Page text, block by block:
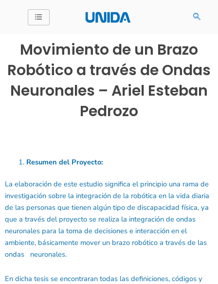
Movimiento de un Brazo
Robótico a través de Ondas
Neuronales – Ariel Esteban
Pedrozo
Resumen del Proyecto:
La elaboración de este estudio significa el principio una rama de
investigación sobre la integración de la robótica en la vida diaria
de las personas que tienen algún tipo de discapacidad física, ya
que a través del proyecto se realiza la integración de ondas
neuronales para la toma de decisiones e interacción en el
ambiente, básicamente mover un brazo robótico a través de las
ondas neuronales.
En dicha tesis se encontraran todas las definiciones, códigos y